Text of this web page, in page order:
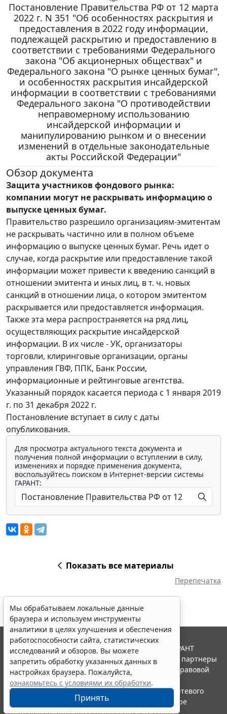
Постановление Правительства РФ от 12 марта
2022 г. N 351 "Об особенностях раскрытия и
предоставления в 2022 году информации,
подлежащей раскрытию и предоставлению в
соответствии с требованиями Федерального
закона "Об акционерных обществах" и
Федерального закона "О рынке ценных бумаг",
и особенностях раскрытия инсайдерской
информации в соответствии с требованиями
Федерального закона "О противодействии
неправомерному использованию
инсайдерской информации и
манипулированию рынком и о внесении
изменений в отдельные законодательные
акты Российской Федерации"
Обзор документа
Защита участников фондового рынка:
компании могут не раскрывать информацию о
выпуске ценных бумаг.
Правительство разрешило организациям-эмитентам
не раскрывать частично или в полном объеме
информацию о выпуске ценных бумаг. Речь идет о
случае, когда раскрытие или предоставление такой
информации может привести к введению санкций в
отношении эмитента и иных лиц, в т. ч. новых
санкций в отношении лица, о котором эмитентом
раскрывается или предоставляется информация.
Также эта мера распространяется на ряд лиц,
осуществляющих раскрытие инсайдерской
информации. В их числе - УК, организаторы
торговли, клиринговые организации, органы
управления ГВФ, ППК, Банк России,
информационные и рейтинговые агентства.
Указанный порядок касается периода с 1 января 2019
г. по 31 декабря 2022 г.
Постановление вступает в силу с даты
опубликования.
Для просмотра актуального текста документа и
получения полной информации о вступлении в силу,
изменениях и порядке применения документа,
воспользуйтесь поиском в Интернет-версии системы
ГАРАНТ:
Показать все материалы
Перепечатка
Мы обрабатываем локальные данные
браузера и используем инструменты
аналитики в целях улучшения и обеспечения
работоспособности сайта, статистических
исследований и обзоров. Вы можете
запретить обработку указанных данных в
настройках браузера. Пожалуйста,
ознакомьтесь с условиями их обработки.
Принять
© ООО "НПП "ГАРАНТ-СЕРВИС", 2026. Система ГАРАНТ
выпускается с 1990 года. Компания "Гарант" и ее партнеры
являются участниками Российской ассоциации правовой
информации ГАРАНТ.
Портал ГАРАНТ.РУ зарегистрирован в качестве сетевого
издания Федеральной службой по надзору в сфере
связи,информационных технологий и массовых